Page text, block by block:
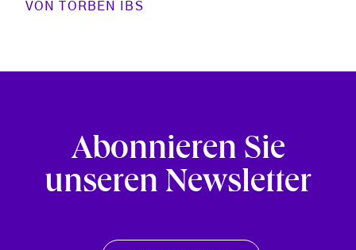
VON
TORBEN IBS
Abonnieren Sie
unseren Newsletter